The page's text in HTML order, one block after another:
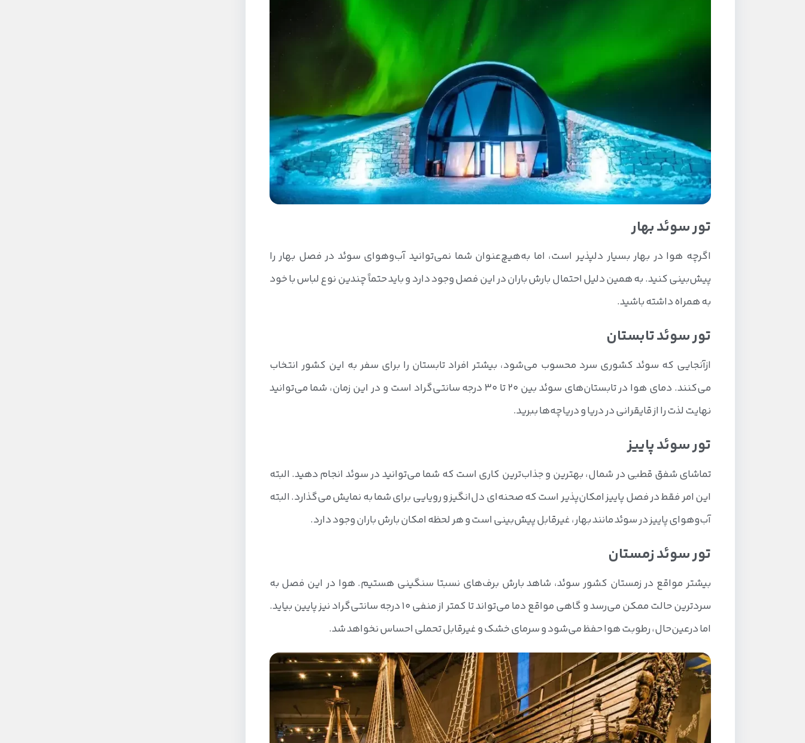
تور سوئد بهار
اگرچه هوا در بهار بسیار دلپذیر است، اما به‌هیچ‌عنوان شما نمی‌توانید آب‌وهوای سوئد در فصل بهار را
پیش‌بینی کنید. به همین دلیل احتمال بارش باران در این فصل وجود دارد و باید حتماً چندین نوع لباس با خود
به همراه داشته باشید.
تور سوئد تابستان
ازآنجایی که سوئد کشوری سرد محسوب می‌شود، بیشتر افراد تابستان را برای سفر به این کشور انتخاب
می‌کنند. دمای هوا در تابستان‌های سوئد بین ۲۰ تا ۳۰ درجه سانتی‌گراد است و در این زمان، شما می‌توانید
نهایت لذت را از قایقرانی در دریا و دریاچه‌ها ببرید.
تور سوئد پاییز
تماشای شفق قطبی در شمال، بهترین و جذاب‌ترین کاری است که شما می‌توانید در سوئد انجام دهید. البته
این امر فقط در فصل پاییز امکان‌پذیر است که صحنه‌ای دل‌انگیز و رویایی برای شما به نمایش می‌گذارد. البته
آب‌وهوای پاییز در سوئد مانند بهار، غیرقابل پیش‌بینی است و هر لحظه امکان بارش باران وجود دارد.
تور سوئد زمستان
بیشتر مواقع در زمستان کشور سوئد، شاهد بارش برف‌‌های نسبتا سنگینی هستیم. هوا در این فصل به
سردترین حالت ممکن می‌رسد و گاهی مواقع دما می‌تواند تا کمتر از منفی ۱۰ درجه سانتی‌گراد نیز پایین بیاید.
اما درعین‌حال، رطوبت هوا حفظ می‌شود و سرمای خشک و غیرقابل تحملی احساس نخواهد شد.